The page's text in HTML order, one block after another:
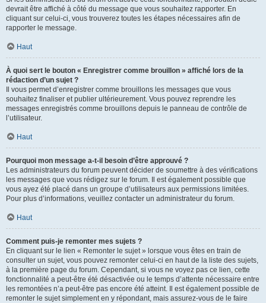
devrait être affiché à côté du message que vous souhaitez rapporter. En
cliquant sur celui-ci, vous trouverez toutes les étapes nécessaires afin de
rapporter le message.
Haut
À quoi sert le bouton « Enregistrer comme brouillon » affiché lors de la
rédaction d’un sujet ?
Il vous permet d’enregistrer comme brouillons les messages que vous
souhaitez finaliser et publier ultérieurement. Vous pouvez reprendre les
messages enregistrés comme brouillons depuis le panneau de contrôle de
l’utilisateur.
Haut
Pourquoi mon message a-t-il besoin d’être approuvé ?
Les administrateurs du forum peuvent décider de soumettre à des vérifications
les messages que vous rédigez sur le forum. Il est également possible que
vous ayez été placé dans un groupe d’utilisateurs aux permissions limitées.
Pour plus d’informations, veuillez contacter un administrateur du forum.
Haut
Comment puis-je remonter mes sujets ?
En cliquant sur le lien « Remonter le sujet » lorsque vous êtes en train de
consulter un sujet, vous pouvez remonter celui-ci en haut de la liste des sujets,
à la première page du forum. Cependant, si vous ne voyez pas ce lien, cette
fonctionnalité a peut-être été désactivée ou le temps d’attente nécessaire entre
les remontées n’a peut-être pas encore été atteint. Il est également possible de
remonter le sujet simplement en y répondant, mais assurez-vous de le faire